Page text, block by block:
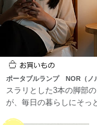
オブジェ
ハンモック
ルーム
ク
ポータブルランプ NOR（ノ
スラリとした3本の脚部
が、毎日の暮らしにそっ